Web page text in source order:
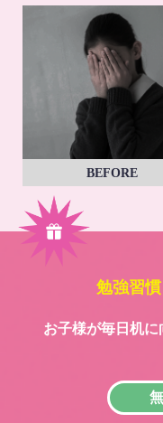
BEFORE
勉強習
お子様が毎日机に